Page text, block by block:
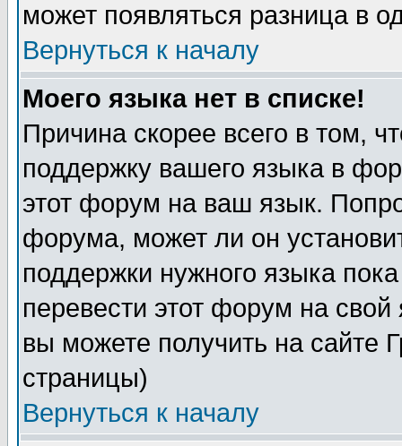
может появляться разница в
Вернуться к началу
Моего языка нет в списке!
Причина скорее всего в том,
поддержку вашего языка в
этот форум на ваш язык.
форума, может ли он
поддержки нужного языка
перевести этот форум на
вы можете получить на сайте
страницы)
Вернуться к началу